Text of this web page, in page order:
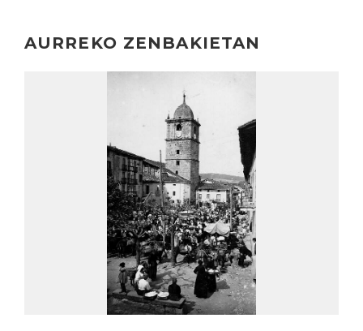
AURREKO ZENBAKIETAN